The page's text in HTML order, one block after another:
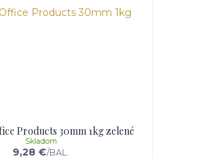
Products 30mm 1kg zelené
9,28 €/BAL.
Skladom